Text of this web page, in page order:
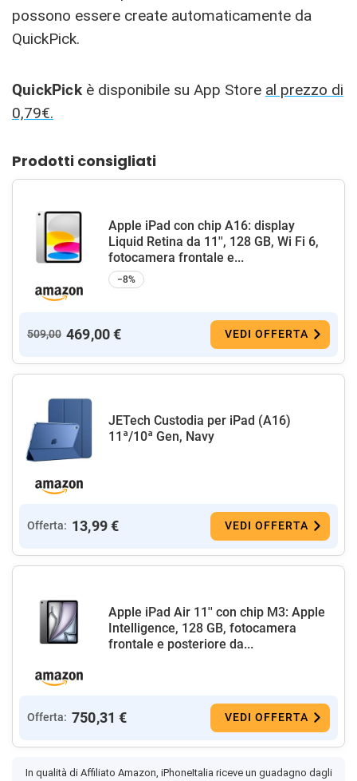
possono essere create automaticamente da
QuickPick.
QuickPickè disponibile su App Store al prezzo di
0,79€.
Prodotti consigliati
Apple iPad con chip A16: display
Liquid Retina da 11'', 128 GB, Wi Fi 6,
fotocamera frontale e...
−8%
509,00 469,00 € VEDI OFFERTA
JETech Custodia per iPad (A16)
11ª/10ª Gen, Navy
Offerta: 13,99 € VEDI OFFERTA
Apple iPad Air 11'' con chip M3: Apple
Intelligence, 128 GB, fotocamera
frontale e posteriore da...
Offerta: 750,31 € VEDI OFFERTA
In qualità di Affiliato Amazon, iPhoneItalia riceve un guadagno dagli